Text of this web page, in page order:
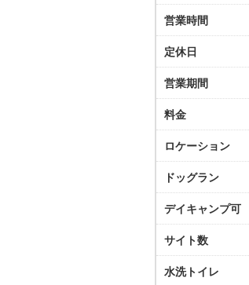
営業時間
定休日
営業期間
料金
ロケーション
ドッグラン
デイキャンプ可
サイト数
水洗トイレ